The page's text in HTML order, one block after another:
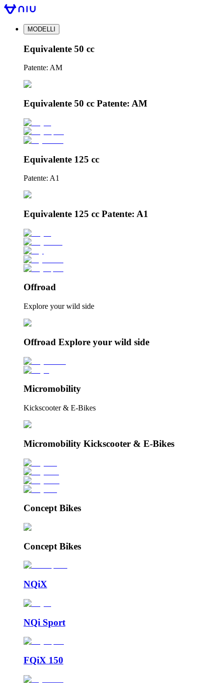
MODELLI
Equivalente 50 cc
Patente: AM
Equivalente 50 cc Patente: AM
Equivalente 125 cc
Patente: A1
Equivalente 125 cc Patente: A1
Offroad
Explore your wild side
Offroad Explore your wild side
Micromobility
Kickscooter & E-Bikes
Micromobility Kickscooter & E-Bikes
Concept Bikes
Concept Bikes
NQiX
NQi Sport
FQiX 150